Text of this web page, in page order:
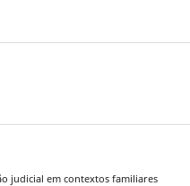
judicial em contextos familiares